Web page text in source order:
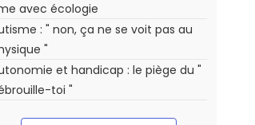
avec écologie
: " non, ça ne se voit pas au
"
et handicap : le piège du "
toi "